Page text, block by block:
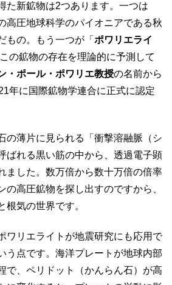
た新鉱物は2つあります。一つは
高圧地球科学のパイオニアである秋
もの。もう一つが「 ポワリエライ
の鉱物の存在を理論的に予測して
・ポール・ポワリエ教授の名前から
年に国際鉱物学連合に正式に認定
の薄片に見られる「衝撃溶融脈（シ
ばれる黒い筋の中から、透過電子顕
ました。数万倍から数十万倍の倍率
の高圧鉱物を探し出すのですから、
根気の世界です。
ワリエライトが地震研究にも応用で
う点です。海洋プレートが地球内部
で、ペリドット（かんらん石）が高